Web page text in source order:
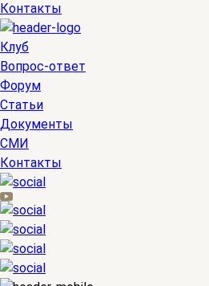
Контакты
Клуб
Вопрос-ответ
Форум
Статьи
Документы
СМИ
Контакты